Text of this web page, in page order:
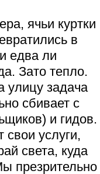
ячьи куртки
в
едва ли
Зато тепло.
улицу задача
сбивает с
и гидов.
услуги,
света, куда
презрительно